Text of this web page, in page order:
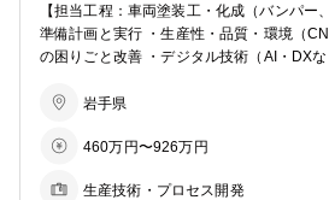
【担当工程：車両塗装工・化成（バンパー、インパ
準備計画と実行 ・生産性・品質・環境（CN）改善計画と実行 ・工程
の困りごと改善 ・デジタル技術（AI・DXなど）活用による業務改革
岩手県
460万円〜926万円
生産技術・プロセス開発